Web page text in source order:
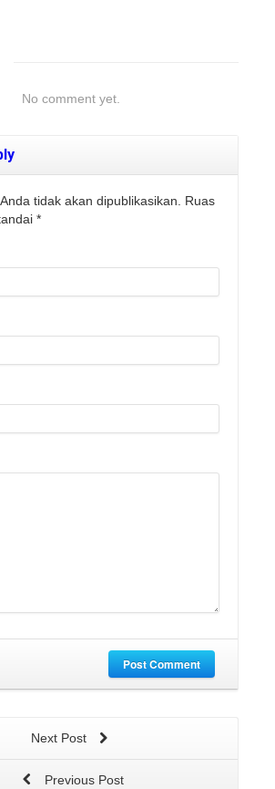
No comment yet.
tidak akan dipublikasikan. Ruas
*
Post Comment
Next Post
Previous Post